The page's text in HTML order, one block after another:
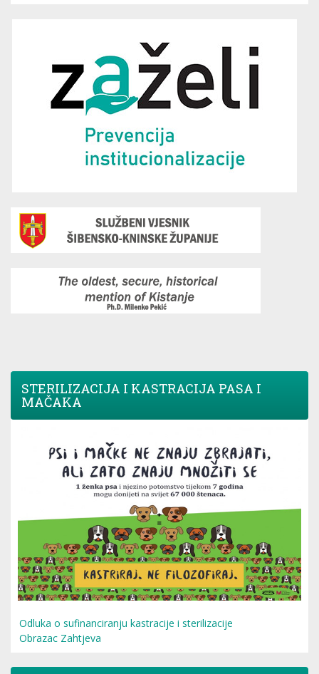
STERILIZACIJA I KASTRACIJA PASA I
MAČAKA
Odluka o sufinanciranju kastracije i sterilizacije
Obrazac Zahtjeva